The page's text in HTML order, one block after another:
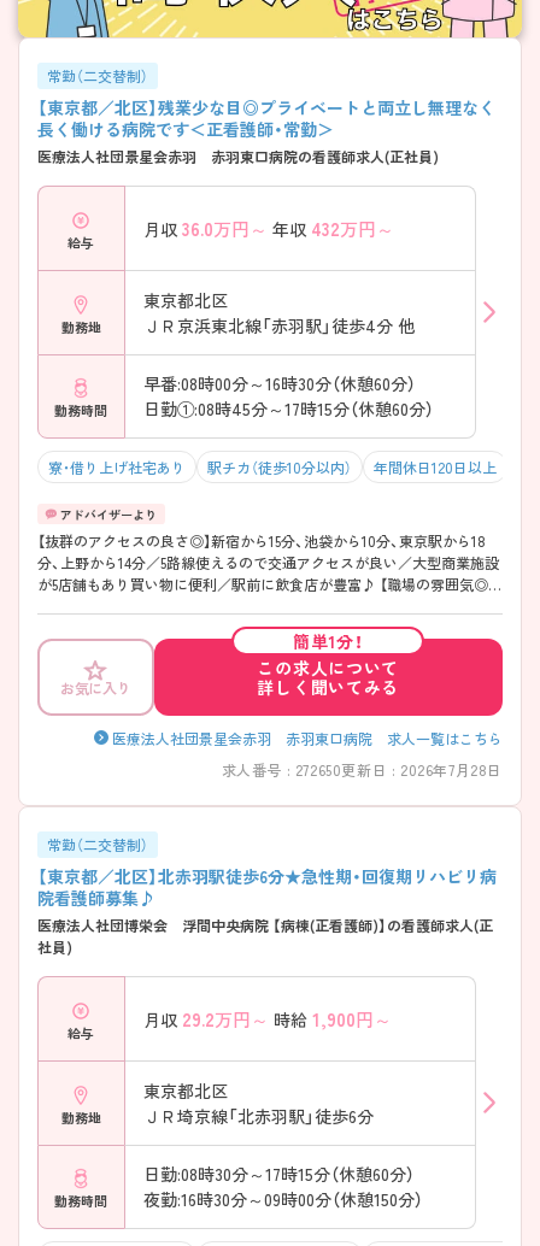
常勤（二交替制）
【東京都／北区】残業少な目◎プライベートと両立し無理なく
長く働ける病院です＜正看護師・常勤＞
医療法人社団景星会赤羽 赤羽東口病院の看護師求人(正社員)
給与
月収 36.0万円～ 年収 432万円～
勤務地
東京都北区
ＪＲ京浜東北線「赤羽駅」徒歩4分 他
勤務時間
早番:08時00分～16時30分（休憩60分）
日勤①:08時45分～17時15分（休憩60分）
寮・借り上げ社宅あり 駅チカ（徒歩10分以内） 年間休日120日以上
【抜群のアクセスの良さ◎】新宿から15分、池袋から10分、東京駅から18
分、上野から14分／5路線使えるので交通アクセスが良い／大型商業施設
が5店舗もあり買い物に便利／駅前に飲食店が豊富♪ 【職場の雰囲気◎応
ており、風通しの良い職場です。一般病棟・手術室・外来部門で異動・ヘル
プがあるため、各部署が仲良く、応援体制があります。それ故に、仕事の
しやすい雰囲気で、離職率も10％未満と低いです。【平均年齢】一般病棟
34歳→看護部全体平均44歳 【その他】職員が無料で使えるスポーツジム
あり（2021年10月情報） ■■■マイナビ看護師も一押しな病院です！ぜひ
ご検討くださいませ■■■
お気に入り
簡単1分！
この求人について
詳しく聞いてみる
医療法人社団景星会赤羽 赤羽東口病院 求人一覧はこちら
求人番号 : 272650更新日 : 2026年7月28日
常勤（二交替制）
【東京都／北区】北赤羽駅徒歩6分★急性期・回復期リハビリ病
院看護師募集♪
医療法人社団博栄会 浮間中央病院 【病棟(正看護師)】の看護師求人(正
社員)
給与
月収 29.2万円～ 時給 1,900円～
勤務地
東京都北区
ＪＲ埼京線「北赤羽駅」徒歩6分
勤務時間
日勤:08時30分～17時15分（休憩60分）
夜勤:16時30分～09時00分（休憩150分）